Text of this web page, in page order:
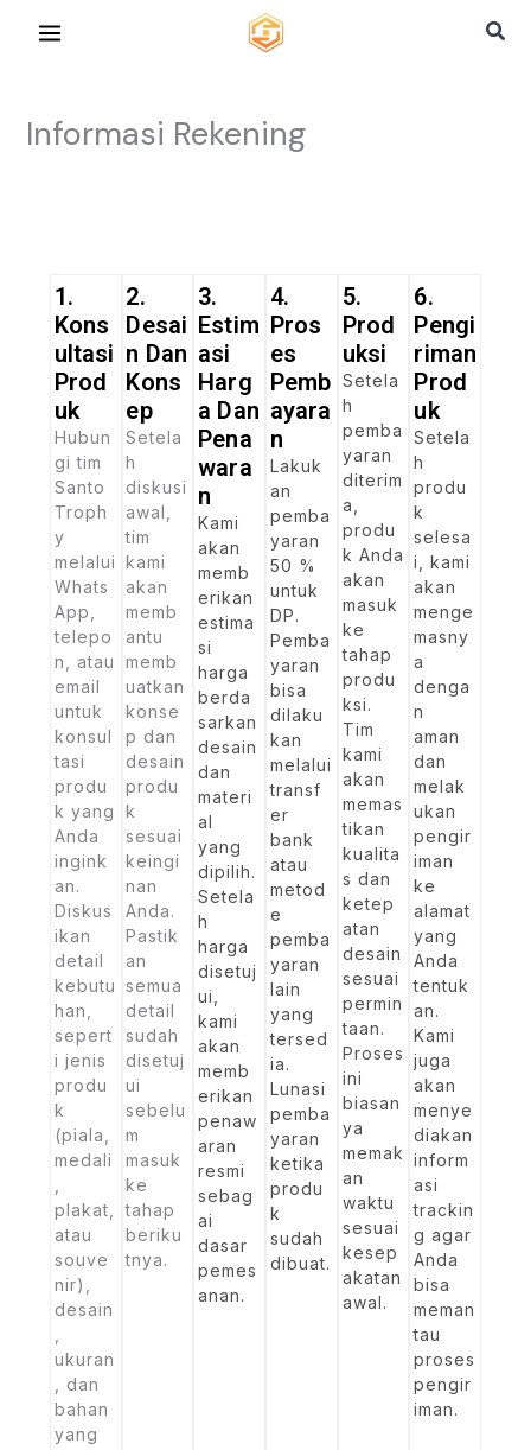
Cari
Informasi Rekening
1.
Kons
Ultasi
Prod
Uk
Hubun
gi tim
Santo
Troph
y
melalui
Whats
App,
telepo
n, atau
email
untuk
konsul
tasi
produ
k yang
Anda
ingink
an.
Diskus
ikan
detail
kebutu
han,
sepert
i jenis
produ
k
(piala,
medali
plakat,
atau
souve
nir),
desain
ukuran
, dan
bahan
yang
2.
Desai
N Dan
Kons
Ep
Setela
h
diskusi
awal,
tim
kami
akan
memb
antu
memb
uatkan
konse
p dan
desain
produ
k
sesuai
keingi
nan
Anda.
Pastik
an
semua
detail
sudah
disetuj
ui
sebelu
m
masuk
ke
tahap
beriku
tnya.
3.
Estim
Asi
Harg
A Dan
Pena
Wara
N
Kami
akan
memb
erikan
estima
si
harga
berda
sarkan
desain
dan
materi
al
yang
dipilih.
Setela
h
harga
disetuj
ui,
kami
akan
memb
erikan
penaw
aran
resmi
sebag
ai
dasar
pemes
anan.
4.
Pros
Es
Pemb
Ayara
N
Lakuk
an
pemba
yaran
50 %
untuk
DP.
Pemba
yaran
bisa
dilaku
kan
melalui
transf
er
bank
atau
metod
e
pemba
yaran
lain
yang
tersed
ia.
Lunasi
pemba
yaran
ketika
produ
k
sudah
dibuat.
5.
Prod
Uksi
Setela
h
pemba
yaran
diterim
a,
produ
k Anda
akan
masuk
ke
tahap
produ
ksi.
Tim
kami
akan
memas
tikan
kualita
s dan
ketep
atan
desain
sesuai
permin
taan.
Proses
ini
biasan
ya
memak
an
waktu
sesuai
kesep
akatan
awal.
6.
Pengi
Riman
Prod
Uk
Setela
h
produ
k
selesa
i, kami
akan
menge
masny
a
denga
n
aman
dan
melak
ukan
pengir
iman
ke
alamat
yang
Anda
tentuk
an.
Kami
juga
akan
menye
diakan
inform
asi
trackin
g agar
Anda
bisa
meman
tau
proses
pengir
iman.